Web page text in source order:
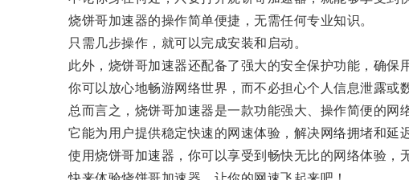
烧饼哥加速器的操作简单便捷，无需任何专业知识。
只需几步操作，就可以完成安装和启动。
此外，烧饼哥加速器还配备了强大的安全保护功能，确保用
你可以放心地畅游网络世界，而不必担心个人信息泄露或数
总而言之，烧饼哥加速器是一款功能强大、操作简便的网络
它能为用户提供稳定快速的网速体验，解决网络拥堵和延迟
使用烧饼哥加速器，你可以享受到畅快无比的网络体验，